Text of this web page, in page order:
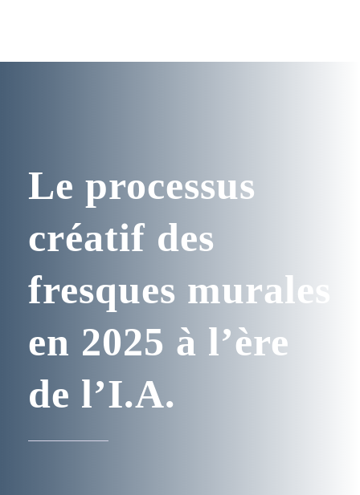
Le processus
créatif des
fresques murales
en 2025 à l’ère
de l’I.A.